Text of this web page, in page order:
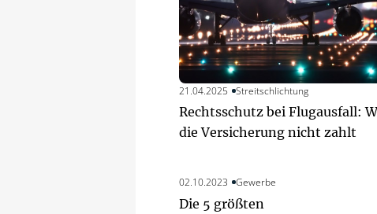
21.04.2025 Streitschlichtung
Rechtsschutz bei Flugausfall:
die Versicherung nicht zahlt
02.10.2023 Gewerbe
Die 5 größten